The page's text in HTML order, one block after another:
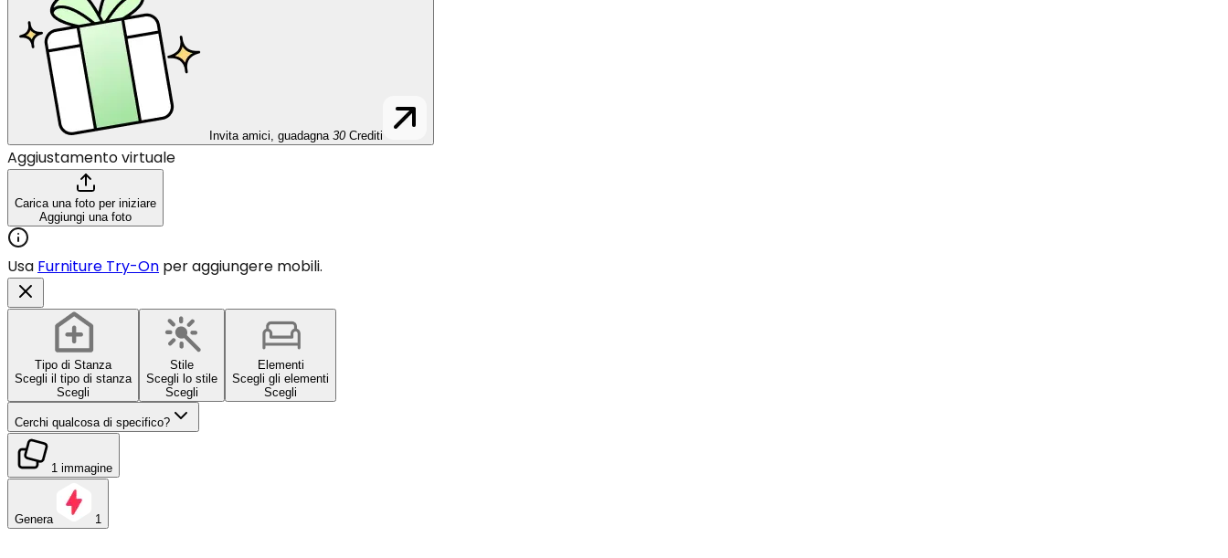
Invita amici, guadagna 30 Crediti
Aggiustamento virtuale
Carica una foto per iniziare
Aggiungi una foto
Usa Furniture Try-On per aggiungere mobili.
Tipo di Stanza
Scegli il tipo di stanza
Scegli
Stile
Scegli lo stile
Scegli
Elementi
Scegli gli elementi
Scegli
Cerchi qualcosa di specifico?
1 immagine
Genera 1